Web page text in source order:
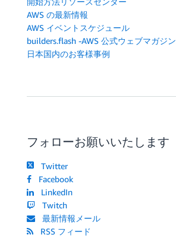
AWS の最新情報
AWS イベントスケジュール
builders.flash -AWS 公式ウェブマガジン
日本国内のお客様事例
フォローお願いいたします
Twitter
Facebook
LinkedIn
Twitch
最新情報メール
RSS フィード